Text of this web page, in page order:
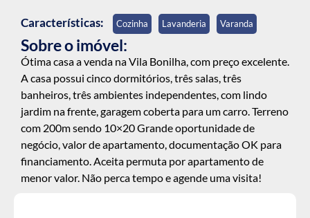
Características: Cozinha Lavanderia Varanda
Sobre o imóvel:
Ótima casa a venda na Vila Bonilha, com preço excelente.
A casa possui cinco dormitórios, três salas, três
banheiros, três ambientes independentes, com lindo
jardim na frente, garagem coberta para um carro. Terreno
com 200m sendo 10×20 Grande oportunidade de
negócio, valor de apartamento, documentação OK para
financiamento. Aceita permuta por apartamento de
menor valor. Não perca tempo e agende uma visita!